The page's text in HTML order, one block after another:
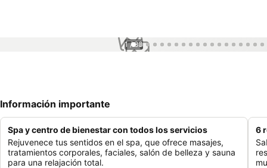
1 / 83
Información importante
Spa y centro de bienestar con todos los servicios
Rejuvenece tus sentidos en el spa, que ofrece masajes,
tratamientos corporales, faciales, salón de belleza y sauna
para una relajación total.
6